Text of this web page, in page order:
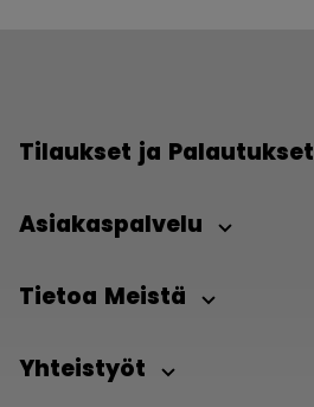
Tilaukset ja Palautukset
Asiakaspalvelu
Tietoa Meistä
Yhteistyöt